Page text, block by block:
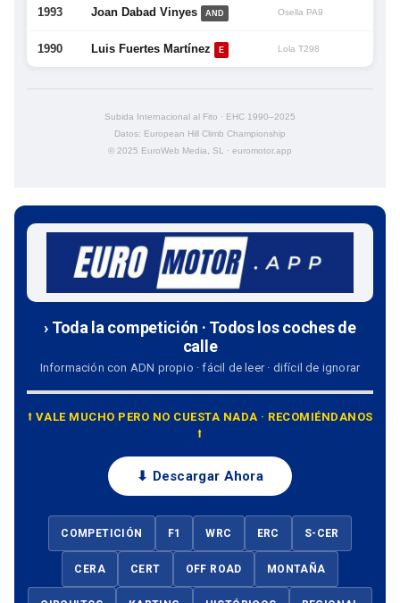
1993 Joan Dabad Vinyes AND Osella PA9
1990 Luis Fuertes Martínez E Lola T298
Subida Internacional al Fito · EHC 1990–2025
Datos: European Hill Climb Championship
© 2025 EuroWeb Media, SL · euromotor.app
› Toda la competición · Todos los coches de
calle
Información con ADN propio · fácil de leer · difícil de ignorar
⭡ VALE MUCHO PERO NO CUESTA NADA · RECOMIÉNDANOS
⭡
⬇ Descargar Ahora
COMPETICIÓN F1 WRC ERC S-CER
CERA CERT OFF ROAD MONTAÑA